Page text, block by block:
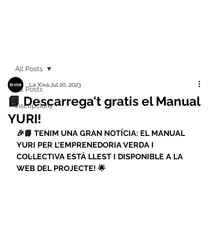
All Posts
Inscripcions
All Posts
📘 Descarrega't gratis el Manual
YURI!
La XixaJul 20, 2023
🎉📘 TENIM UNA GRAN NOTÍCIA: EL MANUAL
YURI PER L'EMPRENEDORIA VERDA I
COL·LECTIVA ESTÀ LLEST I DISPONIBLE A LA
WEB DEL PROJECTE! 🌟